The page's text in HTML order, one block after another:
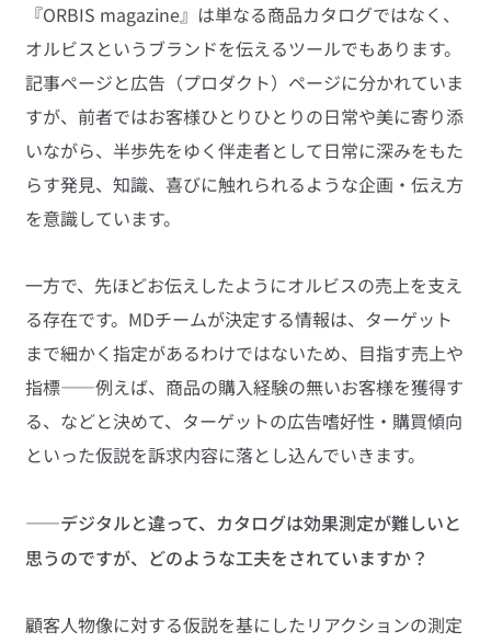
『ORBIS magazine』は単なる商品カタログではなく、
オルビスというブランドを伝えるツールでもあります。
記事ページと広告（プロダクト）ページに分かれていま
すが、前者ではお客様ひとりひとりの日常や美に寄り添
いながら、半歩先をゆく伴走者として日常に深みをもた
らす発見、知識、喜びに触れられるような企画・伝え方
を意識しています。
一方で、先ほどお伝えしたようにオルビスの売上を支え
る存在です。MDチームが決定する情報は、ターゲット
まで細かく指定があるわけではないため、目指す売上や
指標――例えば、商品の購入経験の無いお客様を獲得す
る、などと決めて、ターゲットの広告嗜好性・購買傾向
といった仮説を訴求内容に落とし込んでいきます。
——デジタルと違って、カタログは効果測定が難しいと
思うのですが、どのような工夫をされていますか？
顧客人物像に対する仮説を基にしたリアクションの測定